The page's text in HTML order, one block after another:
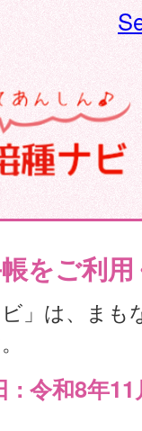
をご利
ビ」は、まも
: 令和8年11